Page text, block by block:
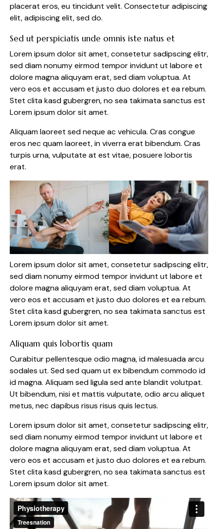
placerat eros, eu tincidunt velit. Consectetur adipiscing
elit, adipiscing elit, sed do.
Sed ut perspiciatis unde omnis iste natus et
Lorem ipsum dolor sit amet, consetetur sadipscing elitr,
sed diam nonumy eirmod tempor invidunt ut labore et
dolore magna aliquyam erat, sed diam voluptua. At
vero eos et accusam et justo duo dolores et ea rebum.
Stet clita kasd gubergren, no sea takimata sanctus est
Lorem ipsum dolor sit amet.
Aliquam laoreet sed neque ac vehicula. Cras congue
eros nec quam laoreet, in viverra erat bibendum. Cras
turpis urna, vulputate at est vitae, posuere lobortis
erat.
Lorem ipsum dolor sit amet, consetetur sadipscing elitr,
sed diam nonumy eirmod tempor invidunt ut labore et
dolore magna aliquyam erat, sed diam voluptua. At
vero eos et accusam et justo duo dolores et ea rebum.
Stet clita kasd gubergren, no sea takimata sanctus est
Lorem ipsum dolor sit amet.
Aliquam quis lobortis quam
Curabitur pellentesque odio magna, id malesuada arcu
sodales ut. Sed sed quam ut ex bibendum commodo id
id magna. Aliquam sed ligula sed ante blandit volutpat.
Ut bibendum, nisi et mattis vulputate, odio arcu aliquet
metus, nec dapibus risus risus quis lectus.
Lorem ipsum dolor sit amet, consetetur sadipscing elitr,
sed diam nonumy eirmod tempor invidunt ut labore et
dolore magna aliquyam erat, sed diam voluptua. At
vero eos et accusam et justo duo dolores et ea rebum.
Stet clita kasd gubergren, no sea takimata sanctus est
Lorem ipsum dolor sit amet.